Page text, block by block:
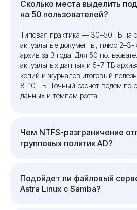
Сколько места выделить
на 50 пользователей?
Типовая практика — 30–50 ГБ на
актуальные документы, плюс 2–3-
архив за 3 года. Для 50
актуальных данных и 5–7 ТБ
копий и журналов итоговый
8–10 ТБ. Точный расчет ведем по
данных и темпам роста.
Чем NTFS-разграничение
групповых политик AD?
Подойдет ли файловый
Astra Linux с Samba?